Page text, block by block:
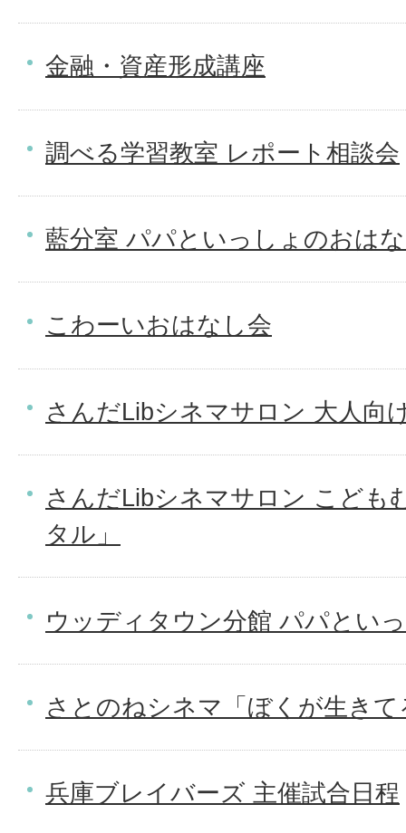
金融・資産形成講座
調べる学習教室 レポート相談会
藍分室 パパといっしょのおは
こわーいおはなし会
さんだLibシネマサロン 大人向
さんだLibシネマサロン こども
タル」
ウッディタウン分館 パパとい
さとのねシネマ「ぼくが生き
兵庫ブレイバーズ 主催試合日程